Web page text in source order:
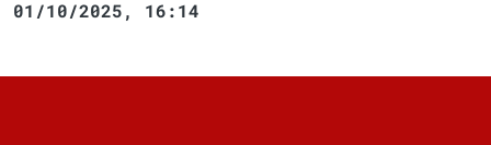
01/10/2025, 16:14